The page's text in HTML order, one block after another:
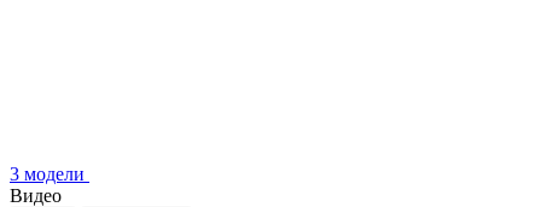
3 модели
Видео